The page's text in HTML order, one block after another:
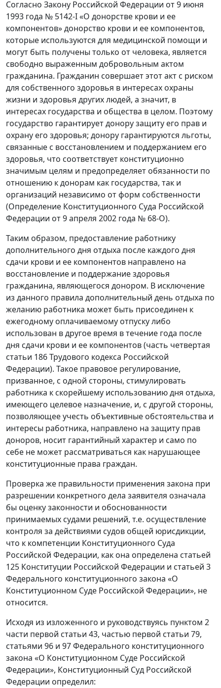
Согласно Закону Российской Федерации от 9 июня
1993 года № 5142-I «О донорстве крови и ее
компонентов» донорство крови и ее компонентов,
которые используются для медицинской помощи и
могут быть получены только от человека, является
свободно выраженным добровольным актом
гражданина. Гражданин совершает этот акт с риском
для собственного здоровья в интересах охраны
жизни и здоровья других людей, а значит, в
интересах государства и общества в целом. Поэтому
государство гарантирует донору защиту его прав и
охрану его здоровья; донору гарантируются льготы,
связанные с восстановлением и поддержанием его
здоровья, что соответствует конституционно
значимым целям и предопределяет обязанности по
отношению к донорам как государства, так и
организаций независимо от форм собственности
(Определение Конституционного Суда Российской
Федерации от 9 апреля 2002 года № 68-О).
Таким образом, предоставление работнику
дополнительного дня отдыха после каждого дня
сдачи крови и ее компонентов направлено на
восстановление и поддержание здоровья
гражданина, являющегося донором. В исключение
из данного правила дополнительный день отдыха по
желанию работника может быть присоединен к
ежегодному оплачиваемому отпуску либо
использован в другое время в течение года после
дня сдачи крови и ее компонентов (часть четвертая
статьи 186 Трудового кодекса Российской
Федерации). Такое правовое регулирование,
призванное, с одной стороны, стимулировать
работника к скорейшему использованию дня отдыха,
имеющего целевое назначение, и, с другой стороны,
позволяющее учесть объективные обстоятельства и
интересы работника, направлено на защиту прав
доноров, носит гарантийный характер и само по
себе не может рассматриваться как нарушающее
конституционные права граждан.
Проверка же правильности применения закона при
разрешении конкретного дела заявителя означала
бы оценку законности и обоснованности
принимаемых судами решений, т.е. осуществление
контроля за действиями судов общей юрисдикции,
что к компетенции Конституционного Суда
Российской Федерации, как она определена статьей
125 Конституции Российской Федерации и статьей 3
Федерального конституционного закона «О
Конституционном Суде Российской Федерации», не
относится.
Исходя из изложенного и руководствуясь пунктом 2
части первой статьи 43, частью первой статьи 79,
статьями 96 и 97 Федерального конституционного
закона «О Конституционном Суде Российской
Федерации», Конституционный Суд Российской
Федерации определил: